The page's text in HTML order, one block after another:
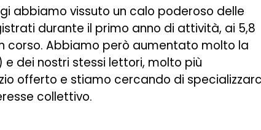
abbiamo vissuto un calo poderoso delle
durante il primo anno di attività, ai 5,8
corso. Abbiamo però aumentato molto la
dei nostri stessi lettori, molto più
offerto e stiamo cercando di
collettivo.